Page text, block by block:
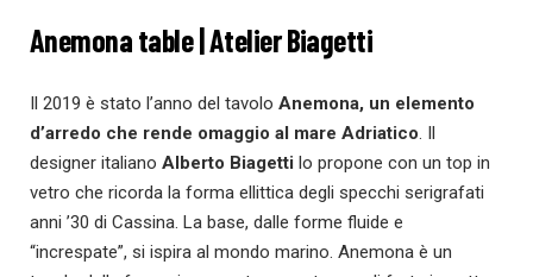
Anemona table | Atelier Biagetti
Il 2019 è stato l’anno del tavolo Anemona, un elemento
d’arredo che rende omaggio al mare Adriatico. Il
designer italiano Alberto Biagetti lo propone con un top in
vetro che ricorda la forma ellittica degli specchi serigrafati
anni ’30 di Cassina. La base, dalle forme fluide e
“increspate”, si ispira al mondo marino. Anemona è un